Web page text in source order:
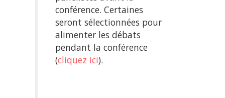
conférence. Certaines
seront sélectionnées pour
alimenter les débats
pendant la conférence
(cliquez ici).